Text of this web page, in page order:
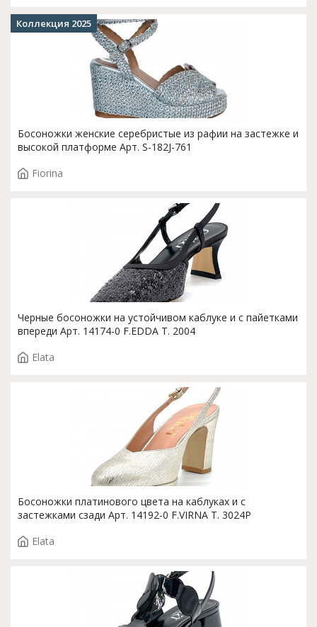
Босоножки женские серебристые из рафии на застежке и
высокой платформе Арт. S-182J-761
Fiorina
Коллекция 2025
Черные босоножки на устойчивом каблуке и с пайетками
впереди Арт. 14174-0 F.EDDA T. 2004
Elata
Босоножки платинового цвета на каблуках и с
застежками сзади Арт. 14192-0 F.VIRNA T. 3024P
Elata